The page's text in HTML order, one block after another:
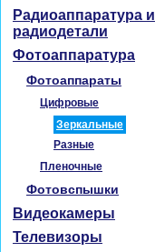
Радиоаппаратура и
радиодетали
Фотоаппаратура
Фотоаппараты
Цифровые
Зеркальные
Разные
Пленочные
Фотовспышки
Видеокамеры
Телевизоры